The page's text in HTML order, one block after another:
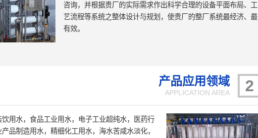
咨询，并根据贵厂的实际需求作出科学合理的设备平面布局、工
艺流程等系统之整体设计与规划，使贵厂的整厂系统最经济、最
有效。
2
产品应用领域
APPLICATION AREA
用水，食品工业用水，电子工业超纯水，医药行
品制造用水，精细化工用水，海水苦咸水淡化，